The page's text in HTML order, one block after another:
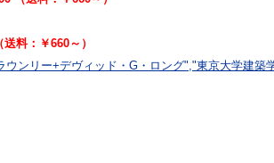
送料：￥660～）
ウンリー+デヴィッド・G・ロング","東京大学建築